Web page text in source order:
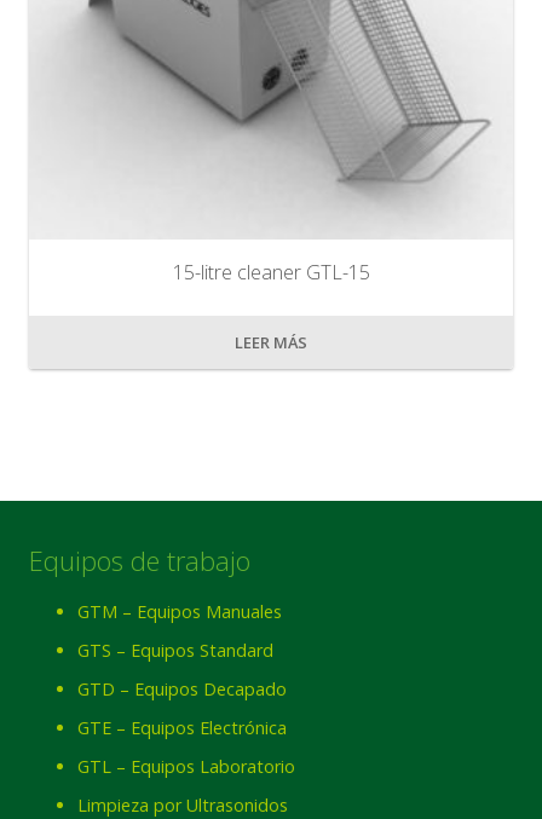
15-litre cleaner GTL-15
LEER MÁS
Equipos de trabajo
GTM – Equipos Manuales
GTS – Equipos Standard
GTD – Equipos Decapado
GTE – Equipos Electrónica
GTL – Equipos Laboratorio
Limpieza por Ultrasonidos